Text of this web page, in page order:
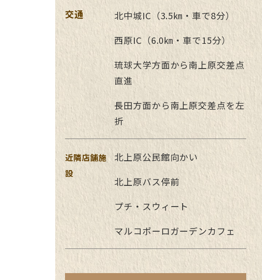
交通
北中城IC（3.5㎞・車で8分）
西原IC（6.0㎞・車で15分）
琉球大学方面から南上原交差点
直進
長田方面から南上原交差点を左
折
近隣店舗施
設
北上原公民館向かい
北上原バス停前
プチ・スウィート
マルコポーロガーデンカフェ